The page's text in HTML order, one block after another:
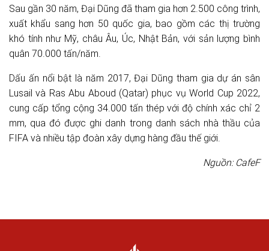
Sau gần 30 năm, Đại Dũng đã tham gia hơn 2.500 công trình,
xuất khẩu sang hơn 50 quốc gia, bao gồm các thị trường
khó tính như Mỹ, châu Âu, Úc, Nhật Bản, với sản lượng bình
quân 70.000 tấn/năm.
Dấu ấn nổi bật là năm 2017, Đại Dũng tham gia dự án sân
Lusail và Ras Abu Aboud (Qatar) phục vụ World Cup 2022,
cung cấp tổng cộng 34.000 tấn thép với độ chính xác chỉ 2
mm, qua đó được ghi danh trong danh sách nhà thầu của
FIFA và nhiều tập đoàn xây dựng hàng đầu thế giới.
Nguồn: CafeF